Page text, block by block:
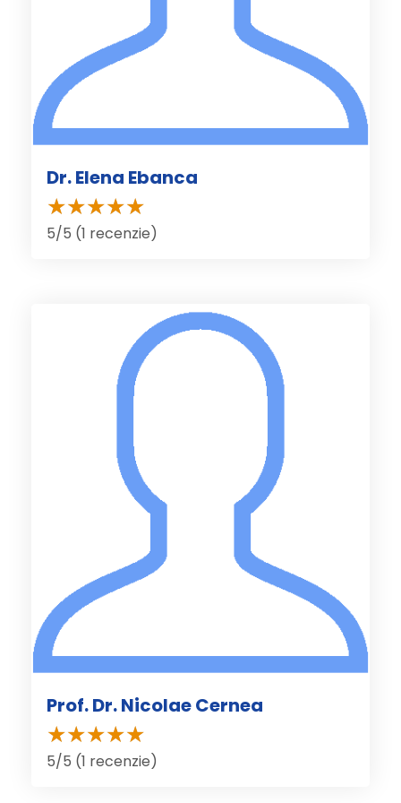
Dr. Elena Ebanca
5/5 (1 recenzie)
Prof. Dr. Nicolae Cernea
5/5 (1 recenzie)